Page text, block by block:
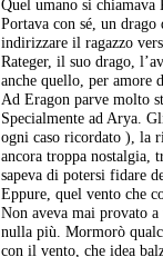
Quel umano si
Portava con sé, un
indirizzare il ragazzo
Rateger, il suo drago,
anche quello, per amore
Ad Eragon parve molto
Specialmente ad Arya.
ogni caso ricordato ), la
ancora troppa nostalgia,
sapeva di potersi fidare
Eppure, quel vento che
Non aveva mai provato
nulla più. Mormorò
con il vento, che idea